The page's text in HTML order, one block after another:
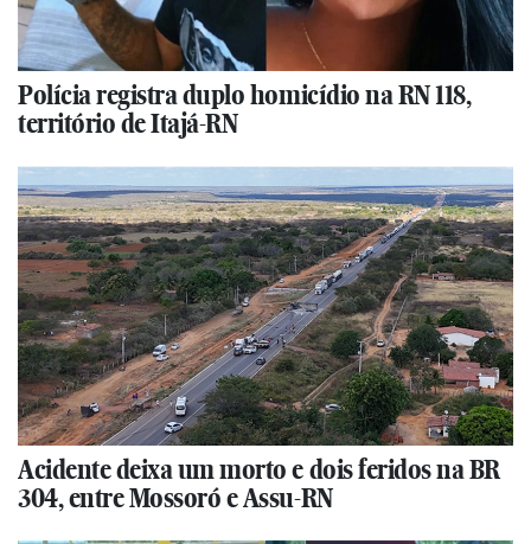
Polícia registra duplo homicídio na RN 118,
território de Itajá-RN
Acidente deixa um morto e dois feridos na BR
304, entre Mossoró e Assu-RN